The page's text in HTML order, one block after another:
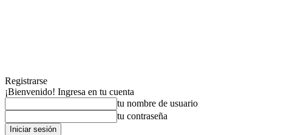
Registrarse
¡Bienvenido! Ingresa en tu cuenta
tu nombre de usuario
tu contraseña